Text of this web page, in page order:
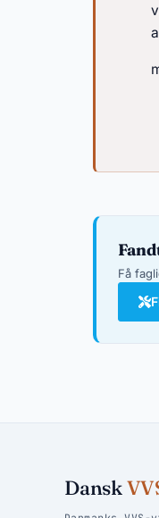
Få
Dansk